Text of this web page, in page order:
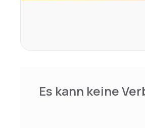
Es kann keine